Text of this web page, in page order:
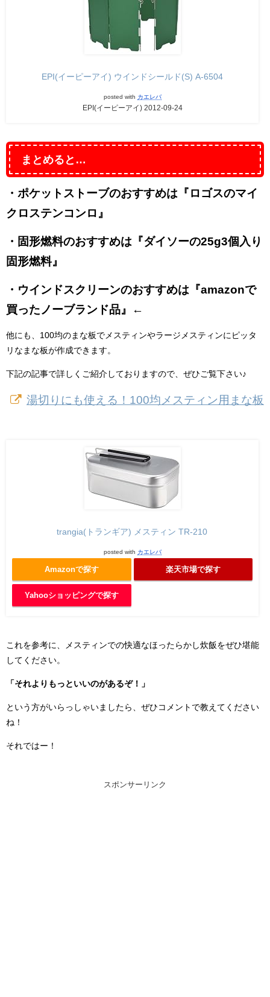
EPI(イーピーアイ) ウインドシールド(S) A-6504
posted with カエレバ
EPI(イーピーアイ) 2012-09-24
まとめると…
・ポケットストーブのおすすめは『ロゴスのマイ
クロステンコンロ』
・固形燃料のおすすめは『ダイソーの25g3個入り
固形燃料』
・ウインドスクリーンのおすすめは『amazonで
買ったノーブランド品』←
他にも、100均のまな板でメスティンやラージメスティンにピッタ
リなまな板が作成できます。
下記の記事で詳しくご紹介しておりますので、ぜひご覧下さい♪
湯切りにも使える！100均メスティン用まな板
trangia(トランギア) メスティン TR-210
posted with カエレバ
Amazonで探す 楽天市場で探す
Yahooショッピングで探す
これを参考に、メスティンでの快適なほったらかし炊飯をぜひ堪能
してください。
「それよりもっといいのがあるぞ！」
という方がいらっしゃいましたら、ぜひコメントで教えてください
ね！
それではー！
スポンサーリンク